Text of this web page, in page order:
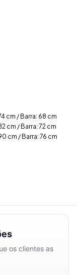
cm / Barra: 68 cm
cm / Barra: 72 cm
cm / Barra: 76 cm